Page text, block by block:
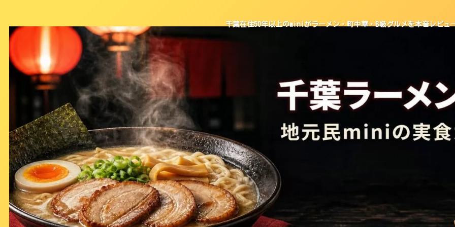
千葉在住50年以上のminiがラーメン・町中華・B級グルメを本音レビュ